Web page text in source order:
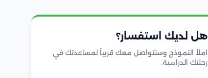
هل لديك استفسار؟
املأ النموذج وسنتواصل معك قريباً لمساعدتك في
رحلتك الدراسية.